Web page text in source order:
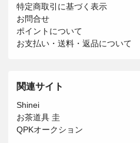
特定商取引に基づく表示
お問合せ
ポイントについて
お支払い・送料・返品について
関連サイト
Shinei
お茶道具 圭
QPKオークション